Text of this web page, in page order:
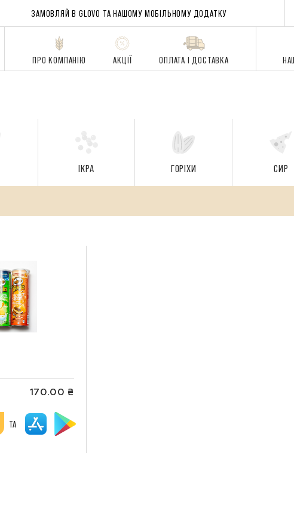
ЗАМОВЛЯЙ В GLOVO ТА НАШОМУ МОБІЛЬНОМУ ДОДАТКУ
ПРО КОМПАНІЮ АКЦІЇ ОПЛАТА І ДОСТАВКА
ІКРА ГОРІХИ CИР
170.00 ₴
ТА